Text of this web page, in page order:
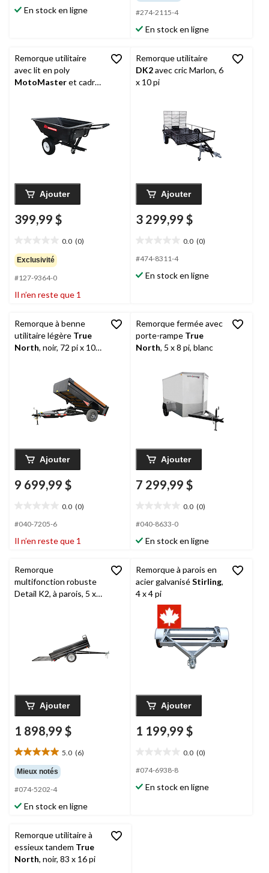
5. En stock en ligne
sur
5.
9
#274-2115-4
En stock en ligne
Remorque utilitaire
avec lit en poly
MotoMasteret cadre
Ajouter
399,99 $
0.0 (0)
étoile(s)
sur
5.
Exclusivité
#127-9364-0
Il n’en reste que 1
Remorque utilitaire
DK2avec cric Marlon, 6
x 10 pi
Ajouter
3 299,99 $
0.0 (0)
étoile(s)
5.
#474-8311-4
En stock en ligne
Remorque à benne
utilitaire légère True
North, noir, 72 pi x 10
Ajouter
9 699,99 $
0.0 (0)
étoile(s)
5.
#040-7205-6
Il n’en reste que 1
Remorque fermée avec
porte-rampe True
North, 5 x 8 pi, blanc
Ajouter
7 299,99 $
0.0 (0)
étoile(s)
5.
#040-8633-0
En stock en ligne
Remorque
multifonction robuste
Detail K2, à parois, 5 x
Ajouter
1 898,99 $
5.0 (6)
5.0
étoile(s)
sur
5.
6
Mieux notés
#074-5202-4
En stock en ligne
Remorque à parois en
acier galvaniséStirling,
4 x 4 pi
Ajouter
1 199,99 $
0.0 (0)
étoile(s)
5.
#074-6938-8
En stock en ligne
Remorque utilitaire à
essieux tandem True
North, noir, 83 x 16 pi